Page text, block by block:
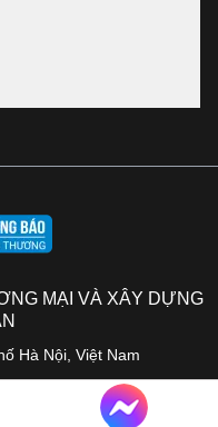
MẠI VÀ XÂY DỰNG
Hà Nội, Việt Nam
Rights Reserved